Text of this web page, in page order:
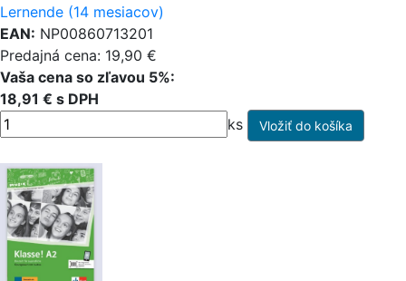
Lernende (14 mesiacov)
EAN: NP00860713201
Predajná cena: 19,90 €
Vaša cena so zľavou 5%:
18,91 € s DPH
ks